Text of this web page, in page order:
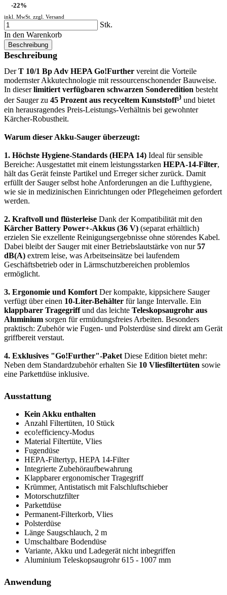
-22%
inkl. MwSt. zzgl. Versand
Stk.
In den Warenkorb
Beschreibung
Beschreibung
DerT 10/1 Bp Adv HEPA Go!Further vereint die Vorteile
modernster Akkutechnologie mit ressourcenschonender Bauweise.
In dieserlimitiert verfügbaren schwarzen Sonderedition besteht
der Sauger zu 45 Prozent aus recyceltem Kunststoff¹⁾ und bietet
ein herausragendes Preis-Leistungs-Verhältnis bei gewohnter
Kärcher-Robustheit.
Warum dieser Akku-Sauger überzeugt:
1. Höchste Hygiene-Standards (HEPA 14) Ideal für sensible
Bereiche: Ausgestattet mit einem leistungsstarken HEPA-14-Filter,
hält das Gerät feinste Partikel und Erreger sicher zurück. Damit
erfüllt der Sauger selbst hohe Anforderungen an die Lufthygiene,
wie sie in medizinischen Einrichtungen oder Pflegeheimen gefordert
werden.
2. Kraftvoll und flüsterleise Dank der Kompatibilität mit den
Kärcher Battery Power+-Akkus (36 V) (separat erhältlich)
erzielen Sie exzellente Reinigungsergebnisse ohne störendes Kabel.
Dabei bleibt der Sauger mit einer Betriebslautstärke von nur57
dB(A) extrem leise, was Arbeitseinsätze bei laufendem
Geschäftsbetrieb oder in Lärmschutzbereichen problemlos
ermöglicht.
3. Ergonomie und Komfort Der kompakte, kippsichere Sauger
verfügt über einen 10-Liter-Behälter für lange Intervalle. Ein
klappbarer Tragegriffund das leichte Teleskopsaugrohr aus
Aluminium sorgen für ermüdungsfreies Arbeiten. Besonders
praktisch: Zubehör wie Fugen- und Polsterdüse sind direkt am Gerät
griffbereit verstaut.
4. Exklusives "Go!Further"-Paket Diese Edition bietet mehr:
Neben dem Standardzubehör erhalten Sie 10 Vliesfiltertüten sowie
eine Parkettdüse inklusive.
Ausstattung
Kein Akku enthalten
Anzahl Filtertüten, 10 Stück
eco!efficiency-Modus
Material Filtertüte, Vlies
Fugendüse
HEPA-Filtertyp, HEPA 14-Filter
Integrierte Zubehöraufbewahrung
Klappbarer ergonomischer Tragegriff
Krümmer, Antistatisch mit Falschluftschieber
Motorschutzfilter
Parkettdüse
Permanent-Filterkorb, Vlies
Polsterdüse
Länge Saugschlauch, 2 m
Umschaltbare Bodendüse
Variante, Akku und Ladegerät nicht inbegriffen
Aluminium Teleskopsaugrohr 615 - 1007 mm
Anwendung